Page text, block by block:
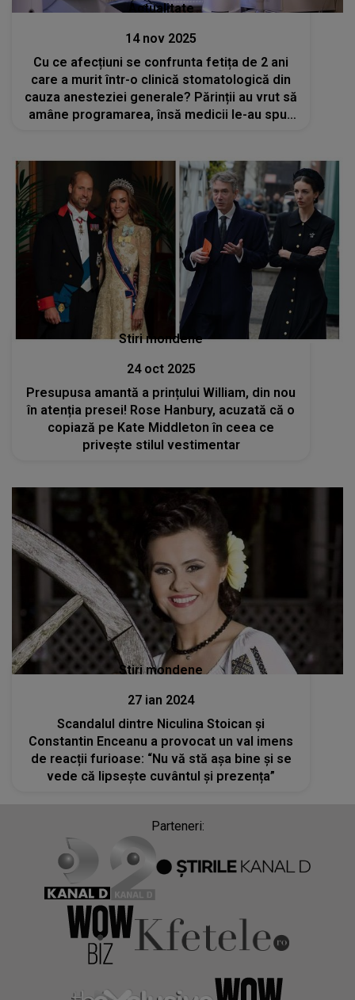
Actualitate
14 nov 2025
Cu ce afecțiuni se confrunta fetița de 2 ani
care a murit într-o clinică stomatologică din
cauza anesteziei generale? Părinții au vrut să
amâne programarea, însă medicii le-au spus
Stiri mondene
24 oct 2025
Presupusa amantă a prințului William, din nou
în atenția presei! Rose Hanbury, acuzată că o
copiază pe Kate Middleton în ceea ce
privește stilul vestimentar
Stiri mondene
27 ian 2024
Scandalul dintre Niculina Stoican și
Constantin Enceanu a provocat un val imens
de reacții furioase: “Nu vă stă așa bine și se
vede că lipsește cuvântul și prezența”
Parteneri: